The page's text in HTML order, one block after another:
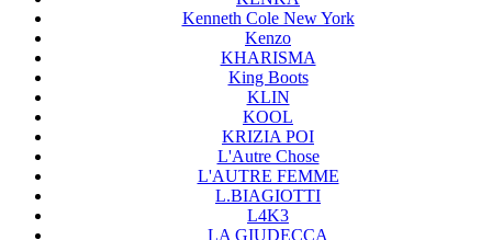
Kenneth Cole New York
Kenzo
KHARISMA
King Boots
KLIN
KOOL
KRIZIA POI
L'Autre Chose
L'AUTRE FEMME
L.BIAGIOTTI
L4K3
LA GIUDECCA